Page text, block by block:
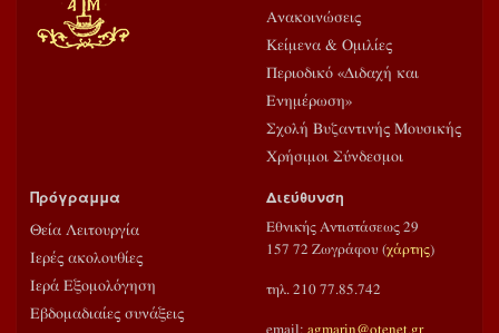
Ανακοινώσεις
Κείμενα & Ομιλίες
Περιοδικό «Διδαχή και
Ενημέρωση»
Σχολή Βυζαντινής Μουσικής
Χρήσιμοι Σύνδεσμοι
Πρόγραμμα
Θεία Λειτουργία
Ιερές ακολουθίες
Ιερά Εξομολόγηση
Εβδομαδιαίες συνάξεις
Διεύθυνση
Εθνικής Αντιστάσεως 29
157 72 Ζωγράφου (χάρτης)
τηλ. 210 77.85.742
email: agmarin@otenet.gr